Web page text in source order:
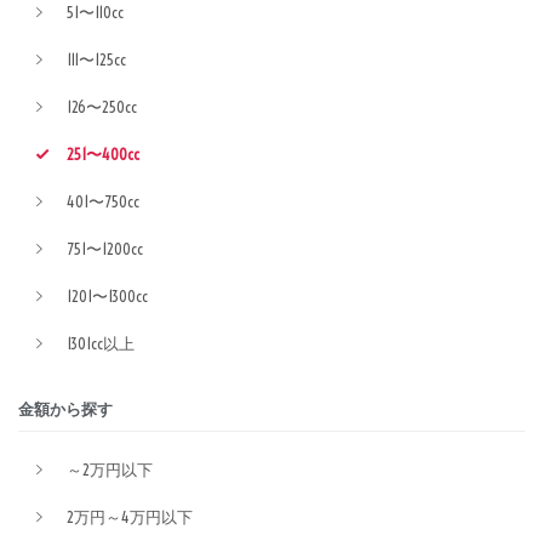
51〜110cc
111〜125cc
126〜250cc
251〜400cc
401〜750cc
751〜1200cc
1201〜1300cc
1301cc以上
金額から探す
～2万円以下
2万円～4万円以下